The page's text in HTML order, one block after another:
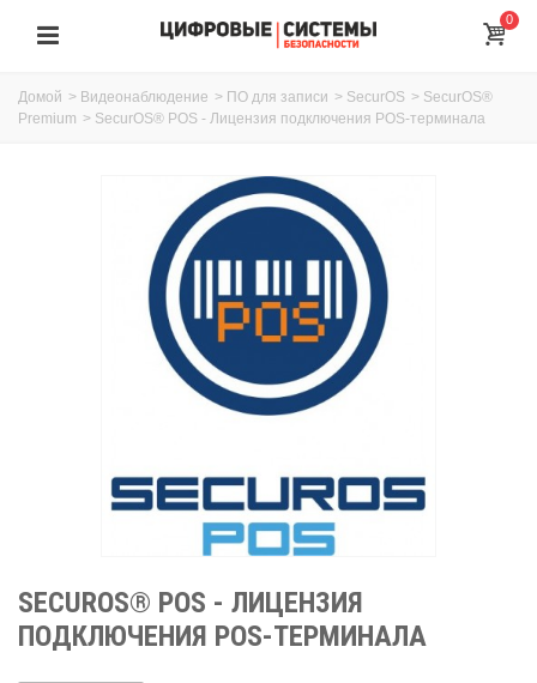
0
Домой > Видеонаблюдение > ПО для записи > SecurOS > SecurOS®
Premium > SecurOS® POS - Лицензия подключения POS-терминала
SECUROS® POS - ЛИЦЕНЗИЯ
ПОДКЛЮЧЕНИЯ POS-ТЕРМИНАЛА